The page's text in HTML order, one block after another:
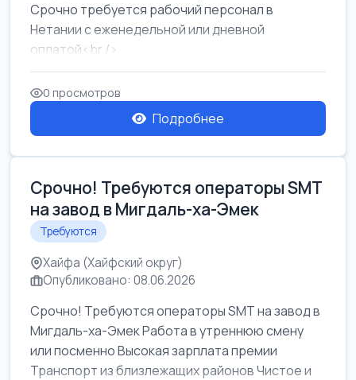
Срочно требуется рабочий персонал в
Нетании с еженедельной или дневной
оплатой<br />
Свежие вакансии в Нетании дл...
0 просмотров
Подробнее
Срочно! Требуются операторы SMT
на завод в Мигдаль-ха-Эмек
Требуются
Хайфа (Хайфский округ)
Опубликовано: 08.06.2026
Срочно! Требуются операторы SMT на завод в
Мигдаль-ха-Эмек Работа в утреннюю смену
или посменно Высокая зарплата премии
Транспорт из близлежащих районов Чистое и